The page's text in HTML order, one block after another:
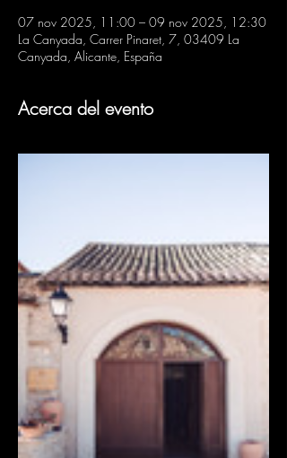
07 nov 2025, 11:00 – 09 nov 2025, 12:30
La Canyada, Carrer Pinaret, 7, 03409 La
Canyada, Alicante, España
Acerca del evento